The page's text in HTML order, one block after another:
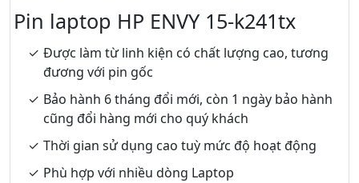
Pin laptop HP ENVY 15-k241tx
Được làm từ linh kiện có chất lượng cao, tương
đương với pin gốc
Bảo hành 6 tháng đổi mới, còn 1 ngày bảo hành
cũng đổi hàng mới cho quý khách
Thời gian sử dụng cao tuỳ mức độ hoạt động
Phù hợp với nhiều dòng Laptop